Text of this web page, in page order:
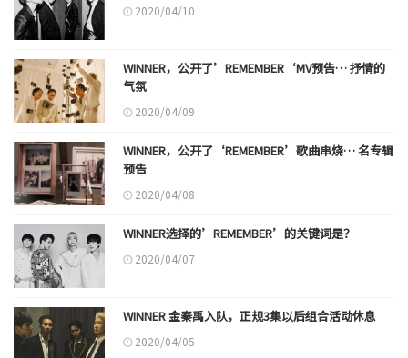
2020/04/10
WINNER，公开了’REMEMBER‘MV预告… 抒情的
气氛
2020/04/09
WINNER，公开了‘REMEMBER’歌曲串烧… 名专辑
预告
2020/04/08
WINNER选择的’REMEMBER’的关键词是？
2020/04/07
WINNER 金秦禹入队，正规3集以后组合活动休息
2020/04/05